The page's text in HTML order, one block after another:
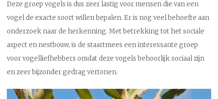
Deze groep vogels is dus zeer lastig voor mensen die van een
vogel de exacte soort willen bepalen. Er is nog veel behoefte aan
onderzoek naar de herkenning. Met betrekking tot het sociale
aspect en nestbouw, is de staartmees een interessante groep
voor vogelliefhebbers omdat deze vogels behoorlijk sociaal zijn
en zeer bijzonder gedrag vertonen.